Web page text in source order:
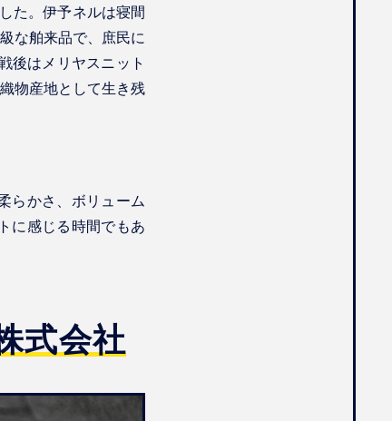
た。伊予ネルは寝間
な舶来品で、庶民に
後はメリヤスニット
物産地として生き残
らかさ、ボリューム
に感じる時間でもあ
式会社